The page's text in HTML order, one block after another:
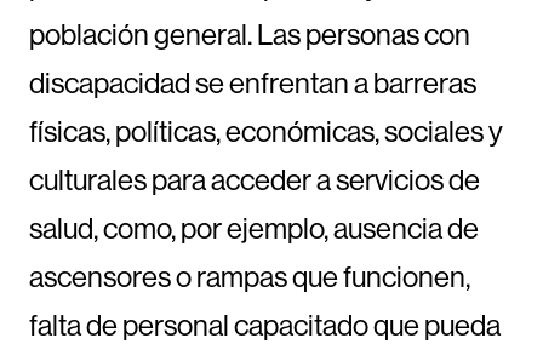
población general. Las personas con
discapacidad se enfrentan a barreras
físicas, políticas, económicas, sociales y
culturales para acceder a servicios de
salud, como, por ejemplo, ausencia de
ascensores o rampas que funcionen,
falta de personal capacitado que pueda